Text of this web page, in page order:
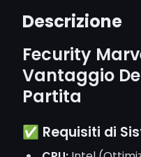
Descrizione
Fecurity
Vantaggio
Partita
✅ Requisiti di